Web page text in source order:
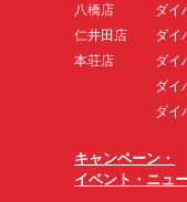
八橋店
仁井田店
本荘店
ダイ
ダイ
ダイ
ダイ
ダイ
キャンペーン・
イベント・ニュ